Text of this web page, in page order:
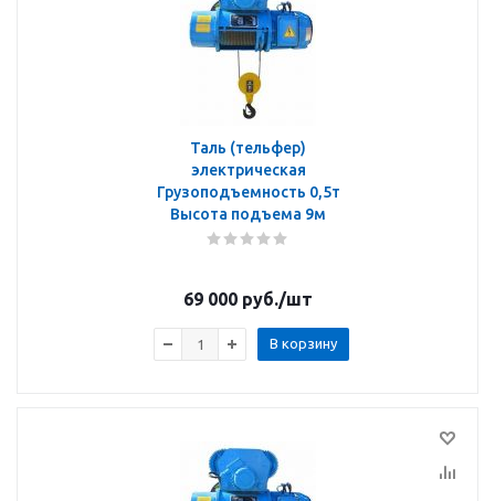
Таль (тельфер)
электрическая
Грузоподъемность 0,5т
Высота подъема 9м
69 000 руб./шт
В корзину